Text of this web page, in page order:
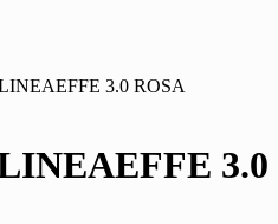
3.0 ROSA
3.0